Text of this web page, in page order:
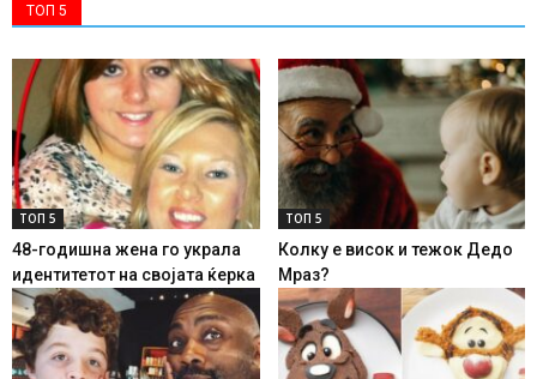
ТОП 5
ТОП 5
48-годишна жена го украла
идентитетот на својата ќерка
ТОП 5
Колку е висок и тежок Дедо
Мраз?